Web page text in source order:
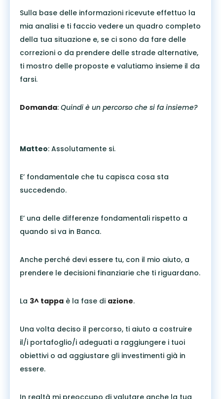
Sulla base delle informazioni ricevute effettuo la
mia analisi e ti faccio vedere un quadro completo
della tua situazione e, se ci sono da fare delle
correzioni o da prendere delle strade alternative,
ti mostro delle proposte e valutiamo insieme il da
farsi.
Domanda: Quindi è un percorso che si fa insieme?
Matteo: Assolutamente si.
E’ fondamentale che tu capisca cosa sta
succedendo.
E’ una delle differenze fondamentali rispetto a
quando si va in Banca.
Anche perché devi essere tu, con il mio aiuto, a
prendere le decisioni finanziarie che ti riguardano.
La 3^ tappa è la fase di azione.
Una volta deciso il percorso, ti aiuto a costruire
il/i portafoglio/i adeguati a raggiungere i tuoi
obiettivi o ad aggiustare gli investimenti già in
essere.
In realtà mi preoccupo di valutare anche la tua